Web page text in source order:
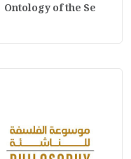
Ontology of the Se